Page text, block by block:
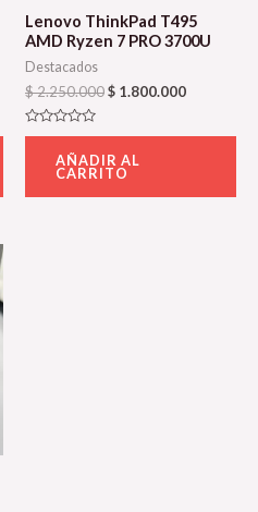
Lenovo ThinkPad T495
AMD Ryzen 7 PRO 3700U
Destacados
$2.250.000$ 1.800.000
Valorado
AÑADIR AL
CARRITO